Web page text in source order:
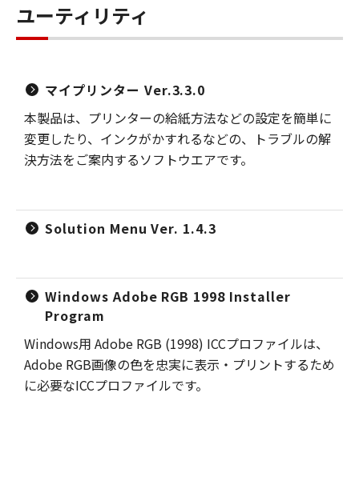
ユーティリティ
マイプリンター Ver.3.3.0
本製品は、プリンターの給紙方法などの設定を簡単に
変更したり、インクがかすれるなどの、トラブルの解
決方法をご案内するソフトウエアです。
Solution Menu Ver. 1.4.3
Windows Adobe RGB 1998 Installer
Program
Windows用 Adobe RGB (1998) ICCプロファイルは、
Adobe RGB画像の色を忠実に表示・プリントするため
に必要なICCプロファイルです。